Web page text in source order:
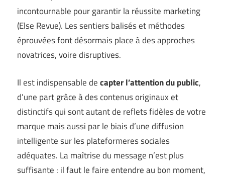
incontournable pour garantir la réussite marketing
(Else Revue). Les sentiers balisés et méthodes
éprouvées font désormais place à des approches
novatrices, voire disruptives.
Il est indispensable decapter l’attention du public,
d’une part grâce à des contenus originaux et
distinctifs qui sont autant de reflets fidèles de votre
marque mais aussi par le biais d’une diffusion
intelligente sur les plateformeres sociales
adéquates. La maîtrise du message n’est plus
suffisante : il faut le faire entendre au bon moment,